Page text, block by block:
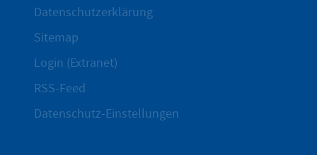
Datenschutzerklärung
Sitemap
Login (Extranet)
RSS-Feed
Datenschutz-Einstellungen